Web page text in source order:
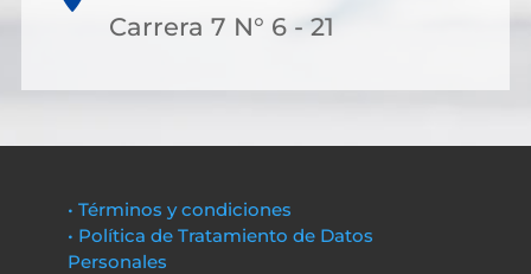
Carrera 7 N° 6 - 21
• Términos y condiciones
• Política de Tratamiento de Datos
Personales